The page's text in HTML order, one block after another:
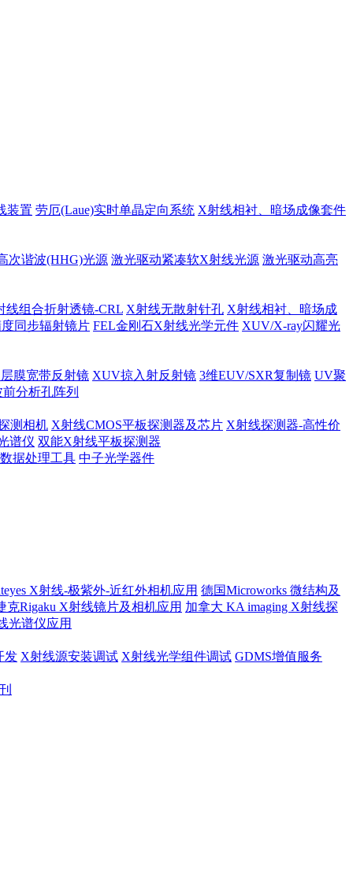
装置 劳厄(Laue)实时单晶定向系统 X射线相衬、暗场成像套件
次谐波(HHG)光源 激光驱动紧凑软X射线光源 激光驱动高亮
线组合折射透镜-CRL X射线无散射针孔 X射线相衬、暗场成
同步辐射镜片 FEL金刚石X射线光学元件 XUV/X-ray闪耀光
膜宽带反射镜 XUV掠入射反射镜 3维EUV/SXR复制镜 UV聚
分析孔阵列
测相机 X射线CMOS平板探测器及芯片 X射线探测器-高性价
谱仪 双能X射线平板探测器
据处理工具 中子光学器件
X射线-极紫外-近红外相机应用 德国Microworks 微结构及
克Rigaku X射线镜片及相机应用 加拿大 KA imaging X射线探
光谱仪应用
发 X射线源安装调试 X射线光学组件调试 GDMS增值服务